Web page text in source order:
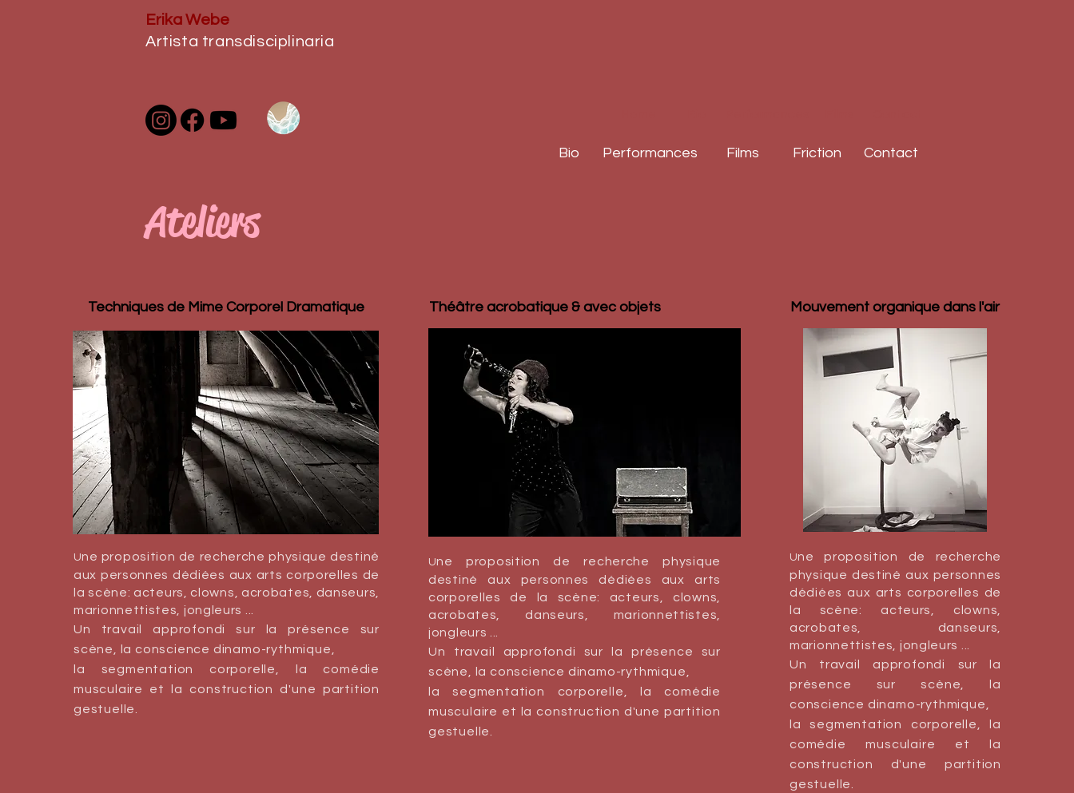
Erika Webe
Artista transdisciplinaria
Bio Performances Films Friction Contact
Ateliers
Techniques de Mime Corporel Dramatique
Une proposition de recherche physique destiné
aux personnes dédiées aux arts corporelles de
la scène: acteurs, clowns, acrobates, danseurs,
marionnettistes, jongleurs ...
Un travail approfondi sur la présence sur
scène, la conscience dinamo-rythmique,
la segmentation corporelle, la comédie
musculaire et la construction d'une partition
gestuelle.
Théâtre acrobatique & avec objets
Une proposition de recherche physique
destiné aux personnes dédiées aux arts
corporelles de la scène: acteurs, clowns,
acrobates, danseurs, marionnettistes,
jongleurs ...
Un travail approfondi sur la présence sur
scène, la conscience dinamo-rythmique,
la segmentation corporelle, la comédie
musculaire et la construction d'une partition
gestuelle.
Mouvement organique dans l'air
Une proposition de recherche
physique destiné aux personnes
dédiées aux arts corporelles de
la scène: acteurs, clowns,
acrobates, danseurs,
marionnettistes, jongleurs ...
Un travail approfondi sur la
présence sur scène, la
conscience dinamo-rythmique,
la segmentation corporelle, la
comédie musculaire et la
construction d'une partition
gestuelle.